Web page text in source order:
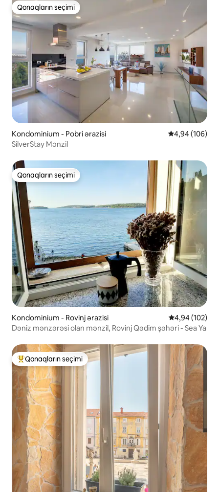
Qonaqların seçimi
Qonaqların seçimi
Kondominium - Pobri ərazisi Ortalama
4,94 (106)
SilverStay Mənzil
Qonaqların seçimi
Qonaqların seçimi
Kondominium - Rovinj ərazisi Ortalama
4,94 (102)
Dəniz mənzərəsi olan mənzil, Rovinj Qədim şəhəri - Sea Ya
Populyar "Qonaqların seçimi"
Qonaqların seçimi